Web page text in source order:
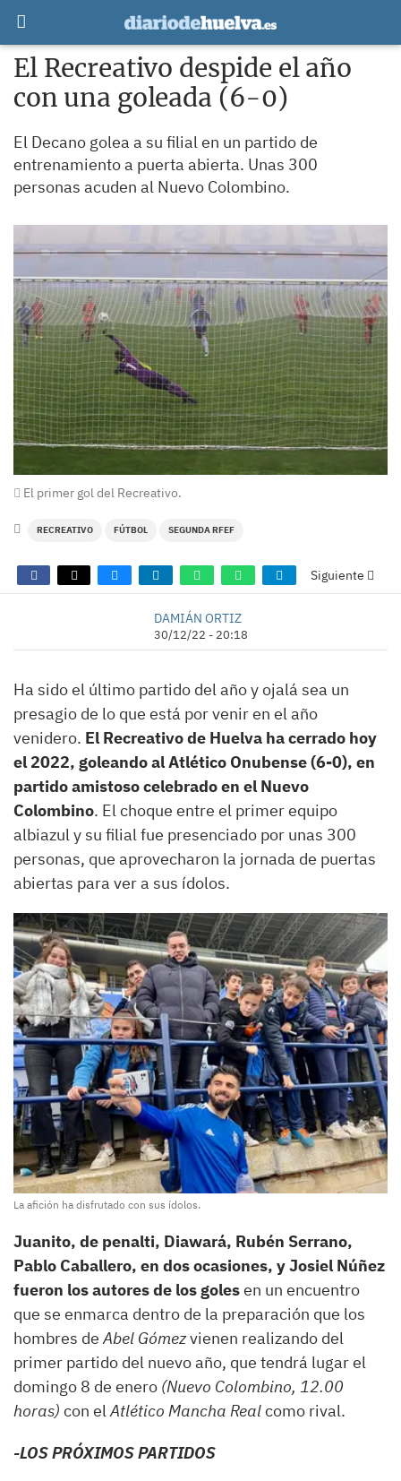
El Recreativo despide el año
con una goleada (6-0)
El Decano golea a su filial en un partido de
entrenamiento a puerta abierta. Unas 300
personas acuden al Nuevo Colombino.
El primer gol del Recreativo.
RECREATIVO FÚTBOL SEGUNDA RFEF
Siguiente
DAMIÁN ORTIZ
30/12/22 - 20:18
Ha sido el último partido del año y ojalá sea un
presagio de lo que está por venir en el año
venidero. El Recreativo de Huelva ha cerrado hoy
el 2022, goleando al Atlético Onubense (6-0), en
partido amistoso celebrado en el Nuevo
Colombino. El choque entre el primer equipo
albiazul y su filial fue presenciado por unas 300
personas, que aprovecharon la jornada de puertas
abiertas para ver a sus ídolos.
La afición ha disfrutado con sus ídolos.
Juanito, de penalti, Diawará, Rubén Serrano,
Pablo Caballero, en dos ocasiones, y Josiel Núñez
fueron los autores de los golesen un encuentro
que se enmarca dentro de la preparación que los
hombres deAbel Gómezvienen realizando del
primer partido del nuevo año, que tendrá lugar el
domingo 8 de enero (Nuevo Colombino, 12.00
horas) con elAtlético Mancha Realcomo rival.
-LOS PRÓXIMOS PARTIDOS